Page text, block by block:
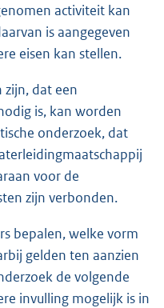
activiteit kan
is aangegeven
eisen kan stellen.
zijn, dat een
is, kan worden
onderzoek, dat
voor de
zijn verbonden.
bepalen, welke vorm
gelden ten aanzien
de volgende
invulling mogelijk is in